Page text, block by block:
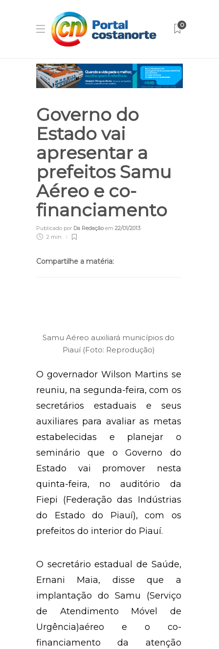
0
Governo do
Estado vai
apresentar a
prefeitos Samu
Aéreo e co-
financiamento
Publicado por Da Redaçãoem 22/01/2013
2 min
Compartilhe a matéria:
Samu Aéreo auxiliará municípios do
Piauí (Foto: Reprodução)
O governador Wilson Martins se
reuniu, na segunda-feira, com os
secretários estaduais e seus
auxiliares para avaliar as metas
estabelecidas e planejar o
seminário que o Governo do
Estado vai promover nesta
quinta-feira, no auditório da
Fiepi (Federação das Indústrias
do Estado do Piauí), com os
prefeitos do interior do Piauí.
O secretário estadual de Saúde,
Ernani Maia, disse que a
implantação do Samu (Serviço
de Atendimento Móvel de
Urgência)aéreo e o co-
financiamento da atenção